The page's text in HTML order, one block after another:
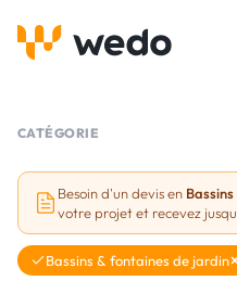
Réalisations
Aides et subventions
CATÉGORIE
Besoin d'un devis en
votre projet et recevez
Bassins & fontaines de jardin